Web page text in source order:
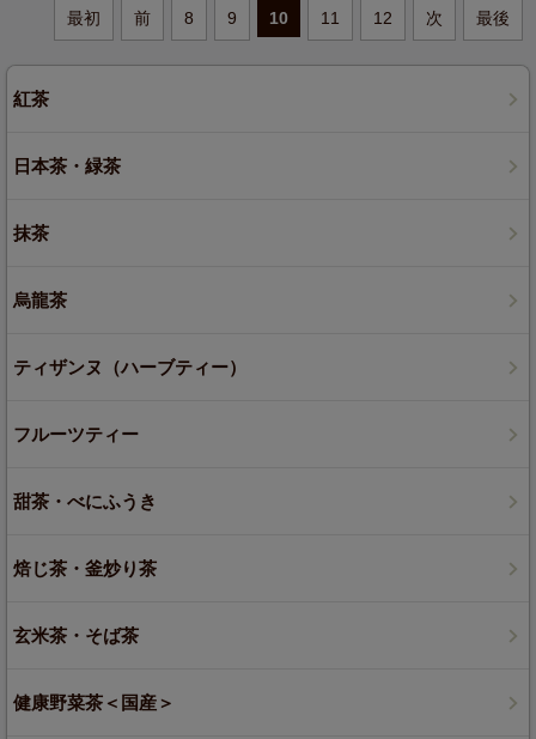
最初 前 8 9 10 11 12 次 最後
紅茶
日本茶・緑茶
抹茶
烏龍茶
ティザンヌ（ハーブティー）
フルーツティー
甜茶・べにふうき
焙じ茶・釜炒り茶
玄米茶・そば茶
健康野菜茶＜国産＞